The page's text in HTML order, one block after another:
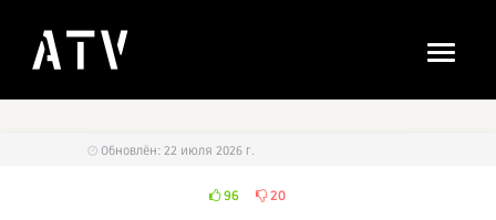
Обновлён: 22 июля 2026 г.
96 20